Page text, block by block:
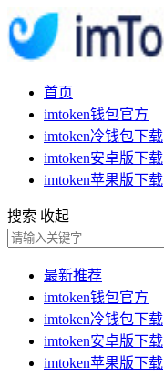
首页
imtoken钱包官方
imtoken冷钱包下载
imtoken安卓版下载
imtoken苹果版下载
搜索 收起
最新推荐
imtoken钱包官方
imtoken冷钱包下载
imtoken安卓版下载
imtoken苹果版下载